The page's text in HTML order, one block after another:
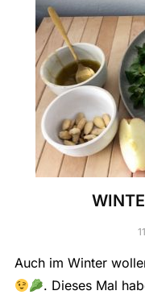
Auch im Winter
. Dieses Mal